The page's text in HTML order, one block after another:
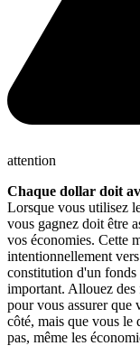
attention
Chaque dollar doit
Lorsque vous utilisez
vous gagnez doit être
vos économies. Cette
intentionnellement
constitution d'un fonds
important. Allouez des
pour vous assurer que
côté, mais que vous
pas, même les